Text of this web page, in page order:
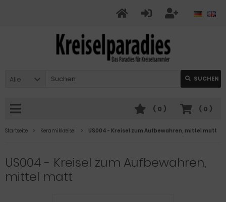
Alle SUCHEN
( 0 )
( 0 )
Startseite Keramikkreisel US004 - Kreisel zum Aufbewahren, mittel matt
US004 - Kreisel zum Aufbewahren,
mittel matt